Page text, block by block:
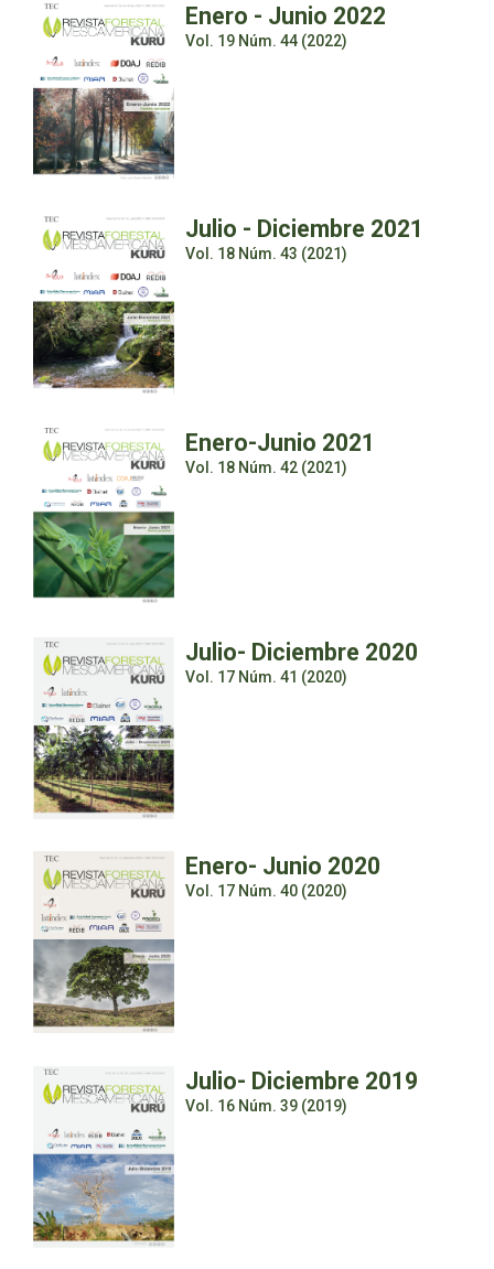
Enero - Junio 2022
Vol. 19 Núm. 44 (2022)
Julio - Diciembre 2021
Vol. 18 Núm. 43 (2021)
Enero-Junio 2021
Vol. 18 Núm. 42 (2021)
Julio- Diciembre 2020
Vol. 17 Núm. 41 (2020)
Enero- Junio 2020
Vol. 17 Núm. 40 (2020)
Julio- Diciembre 2019
Vol. 16 Núm. 39 (2019)